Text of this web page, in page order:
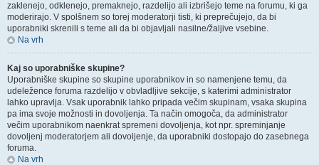
zaklenejo, odklenejo, premaknejo, razdelijo ali izbrišejo teme na forumu, ki ga
moderirajo. V spolšnem so torej moderatorji tisti, ki preprečujejo, da bi
uporabniki skrenili s teme ali da bi objavljali nasilne/žaljive vsebine.
Na vrh
Kaj so uporabniške skupine?
Uporabniške skupine so skupine uporabnikov in so namenjene temu, da
udeležence foruma razdelijo v obvladljive sekcije, s katerimi administrator
lahko upravlja. Vsak uporabnik lahko pripada večim skupinam, vsaka skupina
pa ima svoje možnosti in dovoljenja. Ta način omogoča, da administrator
večim uporabnikom naenkrat spremeni dovoljenja, kot npr. spreminjanje
dovoljenj moderatorjem ali dovoljenje, da uporabniki dostopajo do zasebnega
foruma.
Na vrh